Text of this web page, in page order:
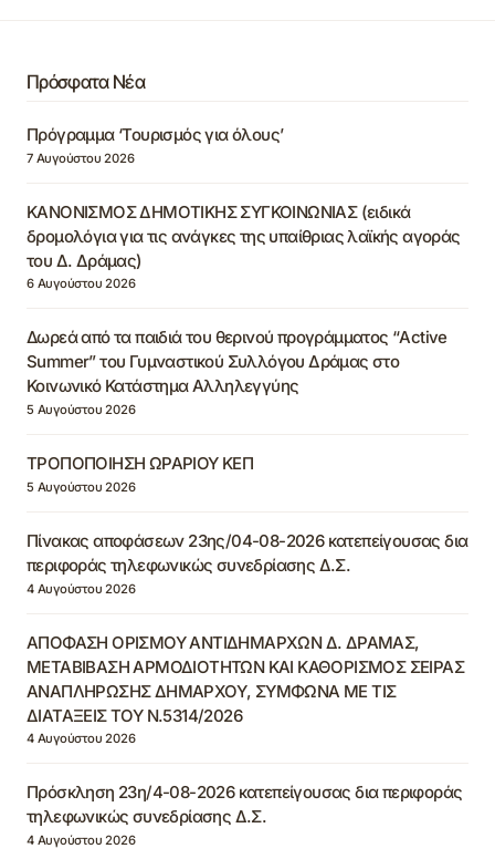
Πρόσφατα Νέα
Πρόγραμμα ‘Τουρισμός για όλους’
7 Αυγούστου 2026
ΚΑΝΟΝΙΣΜΟΣ ΔΗΜΟΤΙΚΗΣ ΣΥΓΚΟΙΝΩΝΙΑΣ (ειδικά
δρομολόγια για τις ανάγκες της υπαίθριας λαϊκής αγοράς
του Δ. Δράμας)
6 Αυγούστου 2026
Δωρεά από τα παιδιά του θερινού προγράμματος “Active
Summer” του Γυμναστικού Συλλόγου Δράμας στο
Κοινωνικό Κατάστημα Αλληλεγγύης
5 Αυγούστου 2026
ΤΡΟΠΟΠΟΙΗΣΗ ΩΡΑΡΙΟΥ ΚΕΠ
5 Αυγούστου 2026
Πίνακας αποφάσεων 23ης/04-08-2026 κατεπείγουσας δια
περιφοράς τηλεφωνικώς συνεδρίασης Δ.Σ.
4 Αυγούστου 2026
ΑΠΟΦΑΣΗ ΟΡΙΣΜΟΥ ΑΝΤΙΔΗΜΑΡΧΩΝ Δ. ΔΡΑΜΑΣ,
ΜΕΤΑΒΙΒΑΣΗ ΑΡΜΟΔΙΟΤΗΤΩΝ ΚΑΙ ΚΑΘΟΡΙΣΜΟΣ ΣΕΙΡΑΣ
ΑΝΑΠΛΗΡΩΣΗΣ ΔΗΜΑΡΧΟΥ, ΣΥΜΦΩΝΑ ΜΕ ΤΙΣ
ΔΙΑΤΑΞΕΙΣ ΤΟΥ Ν.5314/2026
4 Αυγούστου 2026
Πρόσκληση 23η/4-08-2026 κατεπείγουσας δια περιφοράς
τηλεφωνικώς συνεδρίασης Δ.Σ.
4 Αυγούστου 2026